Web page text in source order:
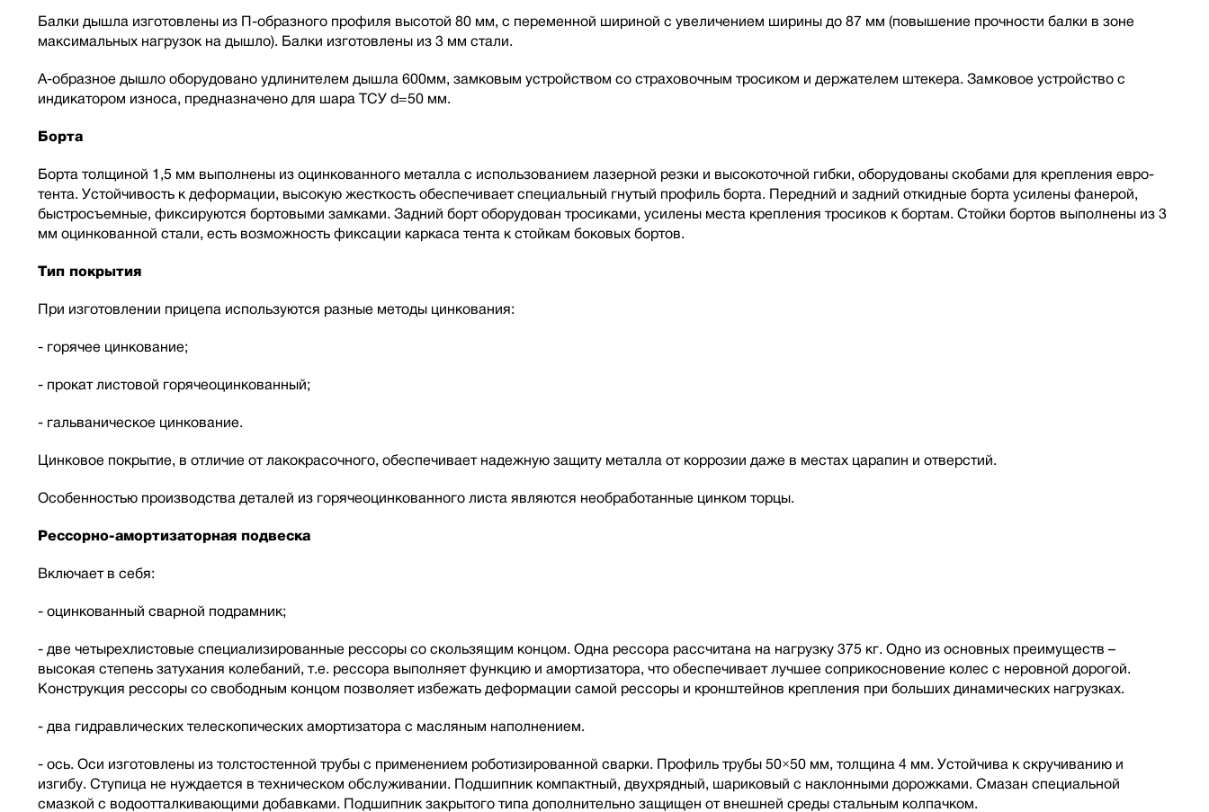
Балки дышла изготовлены из П-образного профиля высотой 80 мм, с переменной шириной с увеличением ширины до 87 мм (повышение прочности балки в зоне
максимальных нагрузок на дышло). Балки изготовлены из 3 мм стали.
А-образное дышло оборудовано удлинителем дышла 600мм, замковым устройством со страховочным тросиком и держателем штекера. Замковое устройство с
индикатором износа, предназначено для шара ТСУ d=50 мм.
Борта
Борта толщиной 1,5 мм выполнены из оцинкованного металла с использованием лазерной резки и высокоточной гибки, оборудованы скобами для крепления евро-
тента. Устойчивость к деформации, высокую жесткость обеспечивает специальный гнутый профиль борта. Передний и задний откидные борта усилены фанерой,
быстросъемные, фиксируются бортовыми замками. Задний борт оборудован тросиками, усилены места крепления тросиков к бортам. Стойки бортов выполнены из 3
мм оцинкованной стали, есть возможность фиксации каркаса тента к стойкам боковых бортов.
Тип покрытия
При изготовлении прицепа используются разные методы цинкования:
- горячее цинкование;
- прокат листовой горячеоцинкованный;
- гальваническое цинкование.
Цинковое покрытие, в отличие от лакокрасочного, обеспечивает надежную защиту металла от коррозии даже в местах царапин и отверстий.
Особенностью производства деталей из горячеоцинкованного листа являются необработанные цинком торцы.
Рессорно-амортизаторная подвеска
Включает в себя:
- оцинкованный сварной подрамник;
- две четырехлистовые специализированные рессоры со скользящим концом. Одна рессора рассчитана на нагрузку 375 кг. Одно из основных преимуществ –
высокая степень затухания колебаний, т.е. рессора выполняет функцию и амортизатора, что обеспечивает лучшее соприкосновение колес с неровной дорогой.
Конструкция рессоры со свободным концом позволяет избежать деформации самой рессоры и кронштейнов крепления при больших динамических нагрузках.
- два гидравлических телескопических амортизатора с масляным наполнением.
- ось. Оси изготовлены из толстостенной трубы с применением роботизированной сварки. Профиль трубы 50×50 мм, толщина 4 мм. Устойчива к скручиванию и
изгибу. Ступица не нуждается в техническом обслуживании. Подшипник компактный, двухрядный, шариковый с наклонными дорожками. Смазан специальной
смазкой с водоотталкивающими добавками. Подшипник закрытого типа дополнительно защищен от внешней среды стальным колпачком.